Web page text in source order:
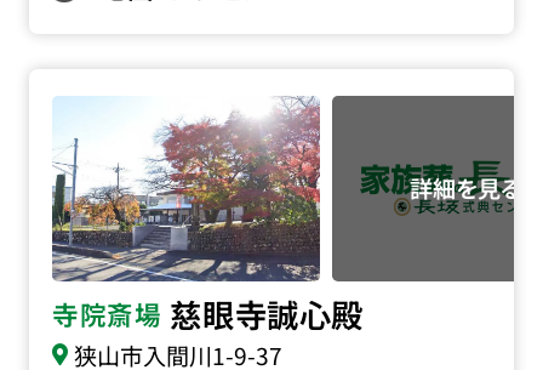
寺院斎場 慈眼寺誠心殿
狭山市入間川1-9-37